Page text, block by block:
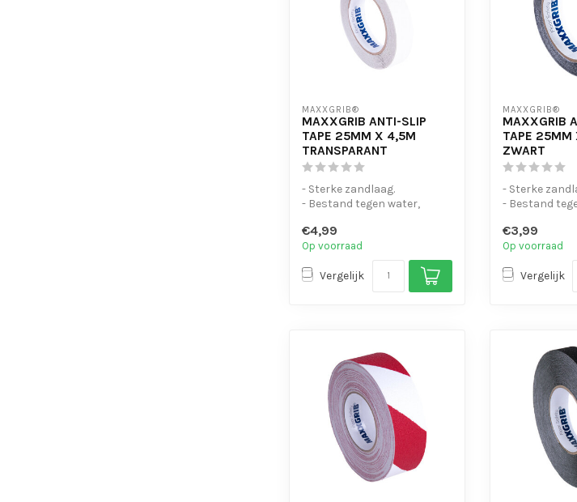
MAXXGRIB®
MAXXGRIB ANTI-SLIP
TAPE 25MM X 4,5M
TRANSPARANT
- Sterke zandlaag.
- Bestand tegen water,
- Is eenvo...
€4,99
Op voorraad
Vergelijk
MAXXGRIB®
MAXXGRIB
TAPE 25MM
ZWART
- Sterke
- Bestand
- Is eenvo...
€3,99
Op voorraad
Vergelijk